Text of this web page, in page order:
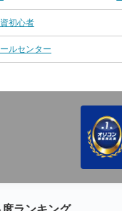
初心者
ルセンター